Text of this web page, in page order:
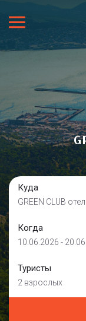
Куда
GREEN CLUB
Когда
10.06.2026 -
Туристы
2 взрослых